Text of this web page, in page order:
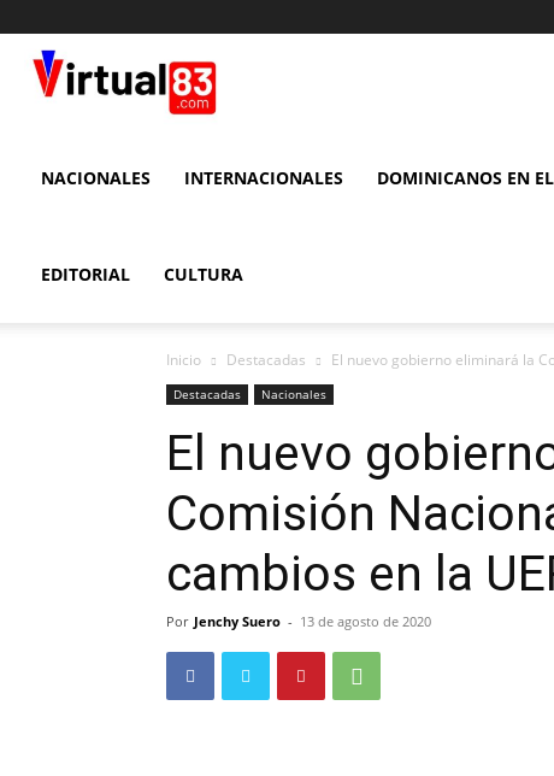
83
NACIONALES INTERNACIONALES DOMINICANOS EN
EDITORIAL CULTURA
Inicio Destacadas El nuevo gobierno eliminará la
Destacadas Nacionales
El nuevo
Comisión
cambios en la
Por Jenchy Suero - 13 de agosto de 2020